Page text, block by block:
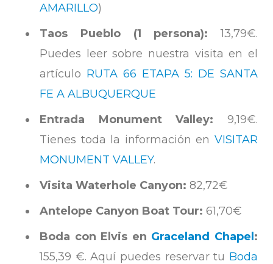
AMARILLO)
Taos Pueblo (1 persona): 13,79€.
Puedes leer sobre nuestra visita en el
artículo RUTA 66 ETAPA 5: DE SANTA
FE A ALBUQUERQUE
Entrada Monument Valley: 9,19€.
Tienes toda la información en VISITAR
MONUMENT VALLEY.
Visita Waterhole Canyon: 82,72€
Antelope Canyon Boat Tour: 61,70€
Boda con Elvis en Graceland Chapel :
155,39 €. Aquí puedes reservar tu Boda